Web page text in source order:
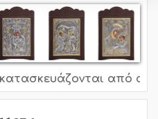
από